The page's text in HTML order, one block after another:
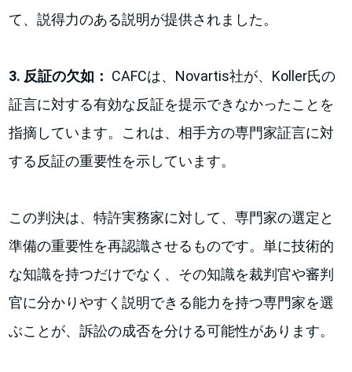
て、説得力のある説明が提供されました。
3. 反証の欠如： CAFCは、Novartis社が、Koller氏の
証言に対する有効な反証を提示できなかったことを
指摘しています。これは、相手方の専門家証言に対
する反証の重要性を示しています。
この判決は、特許実務家に対して、専門家の選定と
準備の重要性を再認識させるものです。単に技術的
な知識を持つだけでなく、その知識を裁判官や審判
官に分かりやすく説明できる能力を持つ専門家を選
ぶことが、訴訟の成否を分ける可能性があります。